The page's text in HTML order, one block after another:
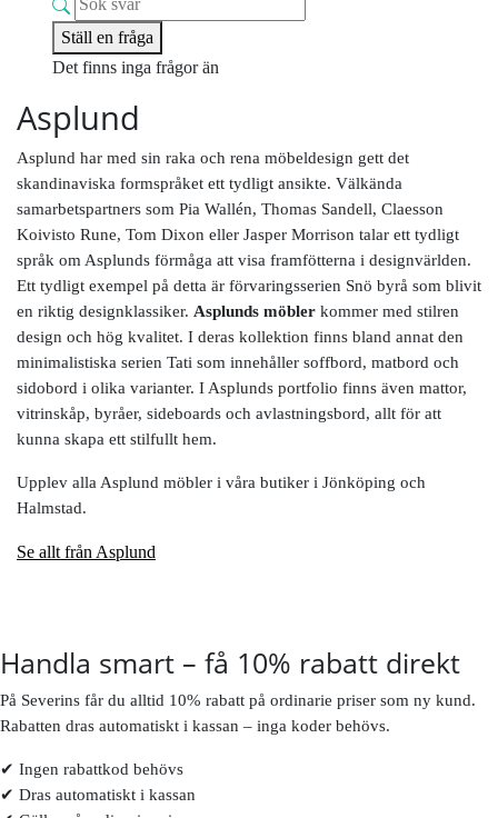
Ställ en fråga
Det finns inga frågor än
Asplund
Asplund har med sin raka och rena möbeldesign gett det
skandinaviska formspråket ett tydligt ansikte. Välkända
samarbetspartners som Pia Wallén, Thomas Sandell, Claesson
Koivisto Rune, Tom Dixon eller Jasper Morrison talar ett tydligt
språk om Asplunds förmåga att visa framfötterna i designvärlden.
Ett tydligt exempel på detta är förvaringsserien Snö byrå som blivit
en riktig designklassiker. Asplunds möbler kommer med stilren
design och hög kvalitet. I deras kollektion finns bland annat den
minimalistiska serien Tati som innehåller soffbord, matbord och
sidobord i olika varianter. I Asplunds portfolio finns även mattor,
vitrinskåp, byråer, sideboards och avlastningsbord, allt för att
kunna skapa ett stilfullt hem.
Upplev alla Asplund möbler i våra butiker i Jönköping och
Halmstad.
Se allt från Asplund
Handla smart – få 10% rabatt direkt
På Severins får du alltid 10% rabatt på ordinarie priser som ny kund.
Rabatten dras automatiskt i kassan – inga koder behövs.
✔ Ingen rabattkod behövs
✔ Dras automatiskt i kassan